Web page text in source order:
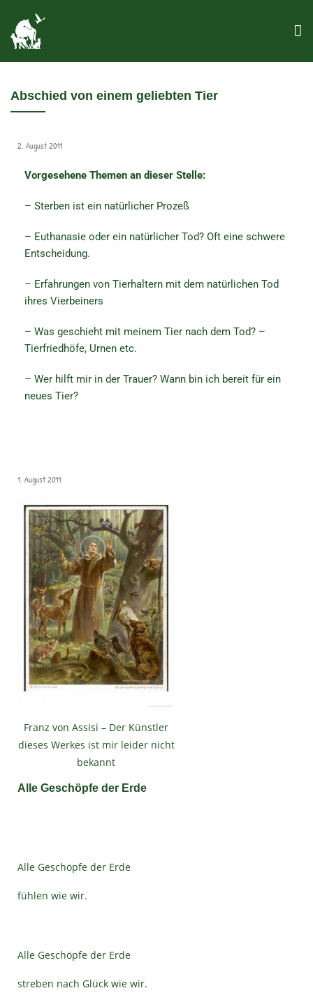
Abschied von einem geliebten Tier
2. August 2011
Vorgesehene Themen an dieser Stelle:
– Sterben ist ein natürlicher Prozeß
– Euthanasie oder ein natürlicher Tod? Oft eine schwere
Entscheidung.
– Erfahrungen von Tierhaltern mit dem natürlichen Tod
ihres Vierbeiners
– Was geschieht mit meinem Tier nach dem Tod? –
Tierfriedhöfe, Urnen etc.
– Wer hilft mir in der Trauer? Wann bin ich bereit für ein
neues Tier?
1. August 2011
Franz von Assisi – Der Künstler
dieses Werkes ist mir leider nicht
bekannt
Alle Geschöpfe der Erde
Alle Geschöpfe der Erde
fühlen wie wir.
Alle Geschöpfe der Erde
streben nach Glück wie wir.